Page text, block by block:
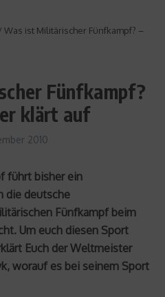
Was ist Militärischer Fünfkampf? –
Fünfkampf?
klärt auf
2010
führt bisher ein
die deutsche
Fünfkampf beim
Um euch diesen Sport
Euch der Weltmeister
worauf es bei seinem Sport